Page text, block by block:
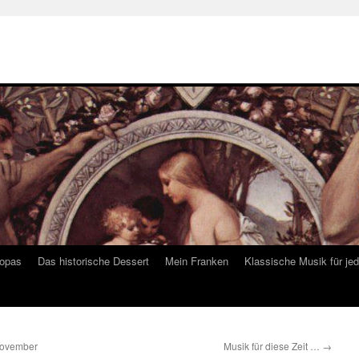
Das historische Dessert Mein Franken Klassische Musik für
Musik für diese Zeit … →